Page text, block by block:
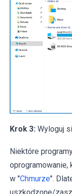
Krok 3: Wyloguj
Niektóre
oprogramowanie,
w "Chmurze".